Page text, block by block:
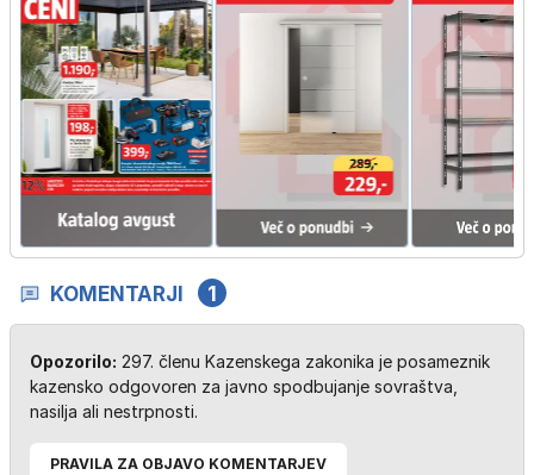
KOMENTARJI 1
Opozorilo: 297. členu Kazenskega zakonika je posameznik
kazensko odgovoren za javno spodbujanje sovraštva,
nasilja ali nestrpnosti.
PRAVILA ZA OBJAVO KOMENTARJEV